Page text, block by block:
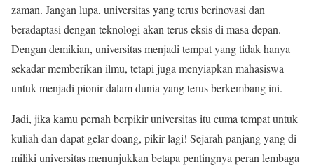
zaman. Jangan lupa, universitas yang terus berinovasi dan
beradaptasi dengan teknologi akan terus eksis di masa depan.
Dengan demikian, universitas menjadi tempat yang tidak hanya
sekadar memberikan ilmu, tetapi juga menyiapkan mahasiswa
untuk menjadi pionir dalam dunia yang terus berkembang ini.
Jadi, jika kamu pernah berpikir universitas itu cuma tempat untuk
kuliah dan dapat gelar doang, pikir lagi! Sejarah panjang yang di
miliki universitas menunjukkan betapa pentingnya peran lembaga